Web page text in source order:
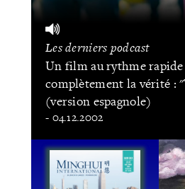
Les derniers podcast
Un film au rythme
complètement la vérité :
(version espagnole)
- 04.12.2002